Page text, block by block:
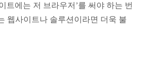
트에는 저 브라우저’를 써야 하는 번
웹사이트나 솔루션이라면 더욱 불